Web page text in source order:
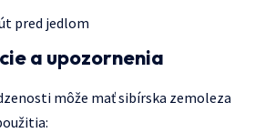
pred jedlom
a upozornenia
môže mať sibírska zemoleza